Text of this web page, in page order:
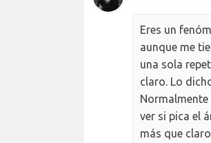
Eres un
aunque me
una sola
claro. Lo
Normalmente
ver si pica el
más que